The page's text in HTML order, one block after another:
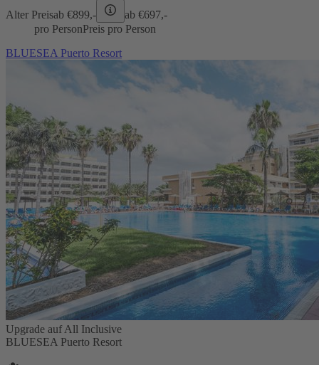
Alter Preisab €899,- ab €697,-
pro PersonPreis pro Person
BLUESEA Puerto Resort
Upgrade auf All Inclusive
BLUESEA Puerto Resort